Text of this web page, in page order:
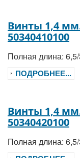
Винты 1,4
50340410100
Полная длина:
ПОДРОБНЕЕ...
Винты 1,4
50340420100
Полная длина: